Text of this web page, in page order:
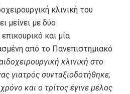
κλινική του
μείνει με δύο
και μία
από το Πανεπιστημιακό
κλινική στο
γιατρός συνταξιοδοτήθηκε,
και ο τρίτος έγινε μέλος